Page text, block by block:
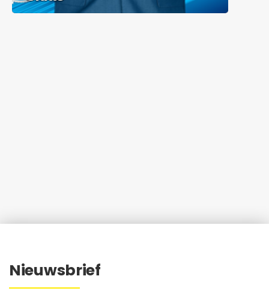
Nieuwsbrief